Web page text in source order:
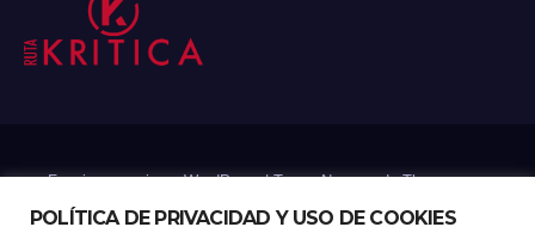
Funciona gracias a WordPress|Tema: Newsup deThemeansar
POLÍTICA DE PRIVACIDAD Y USO DE COOKIES